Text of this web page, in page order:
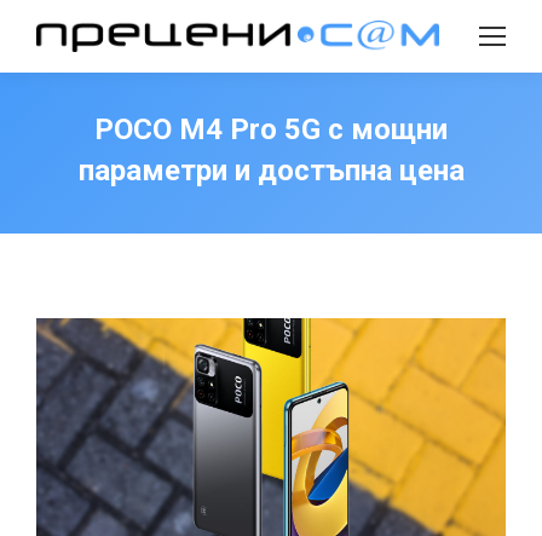
Search:
POCO M4 Pro 5G с мощни
параметри и достъпна цена